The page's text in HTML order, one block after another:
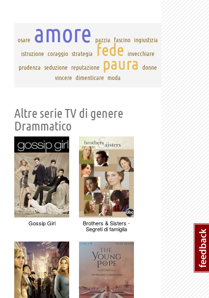
osare amore pazzia fascino ingiustizia
istruzione coraggio strategia fede
invecchiare
prudenza seduzione reputazione paura
donne
vincere dimenticare moda
Altre serie TV di genere
Drammatico
Gossip Girl Brothers & Sisters -
Segreti di famiglia